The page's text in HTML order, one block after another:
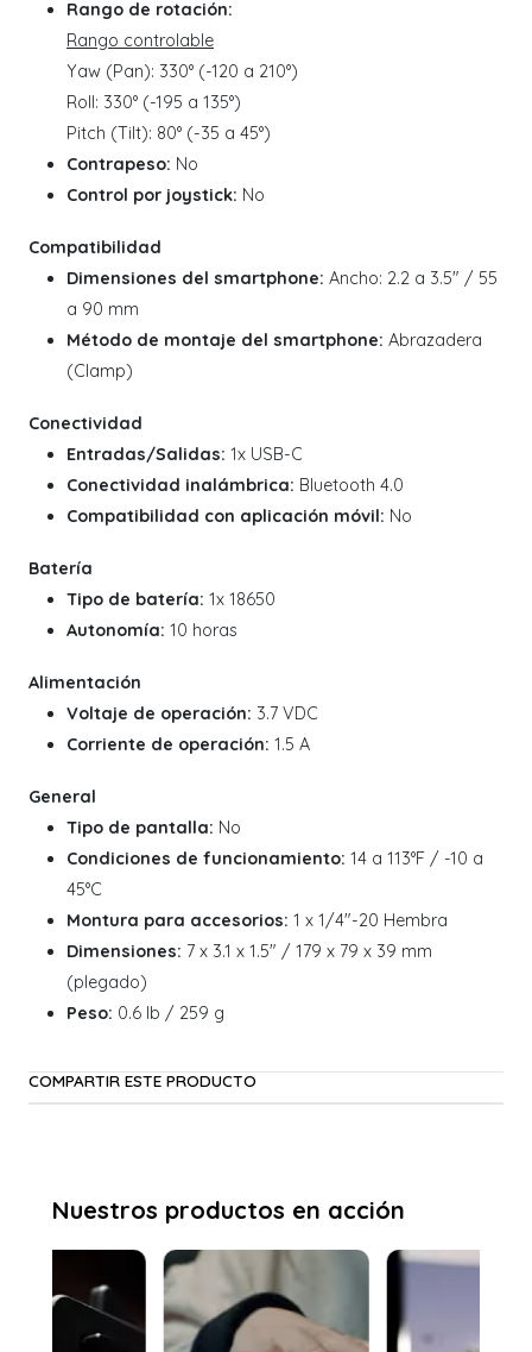
Rango de rotación:
Rango controlable
Yaw (Pan): 330° (-120 a 210°)
Roll: 330° (-195 a 135°)
Pitch (Tilt): 80° (-35 a 45°)
Contrapeso: No
Control por joystick: No
Compatibilidad
Dimensiones del smartphone: Ancho: 2.2 a 3.5" / 55
a 90 mm
Método de montaje del smartphone: Abrazadera
(Clamp)
Conectividad
Entradas/Salidas: 1x USB-C
Conectividad inalámbrica: Bluetooth 4.0
Compatibilidad con aplicación móvil: No
Batería
Tipo de batería: 1x 18650
Autonomía: 10 horas
Alimentación
Voltaje de operación: 3.7 VDC
Corriente de operación: 1.5 A
General
Tipo de pantalla: No
Condiciones de funcionamiento: 14 a 113°F / -10 a
45°C
Montura para accesorios: 1 x 1/4"-20 Hembra
Dimensiones: 7 x 3.1 x 1.5" / 179 x 79 x 39 mm
(plegado)
Peso: 0.6 lb / 259 g
COMPARTIR ESTE PRODUCTO